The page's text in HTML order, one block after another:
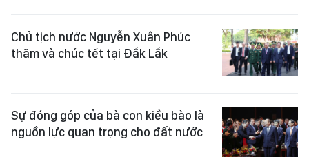
Chủ tịch nước Nguyễn Xuân Phúc
thăm và chúc tết tại Đắk Lắk
Sự đóng góp của bà con kiều bào là
nguồn lực quan trọng cho đất nước